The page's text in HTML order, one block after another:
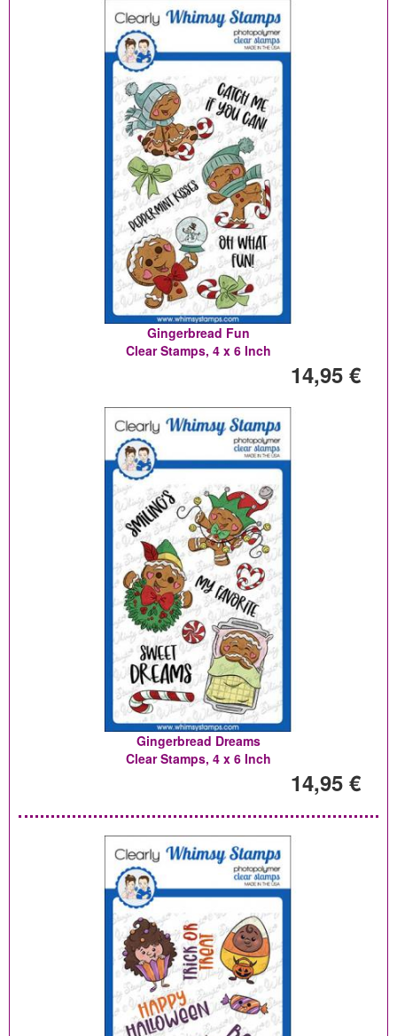
Gingerbread Fun
Clear Stamps, 4 x 6 Inch
14,95 €
Gingerbread Dreams
Clear Stamps, 4 x 6 Inch
14,95 €